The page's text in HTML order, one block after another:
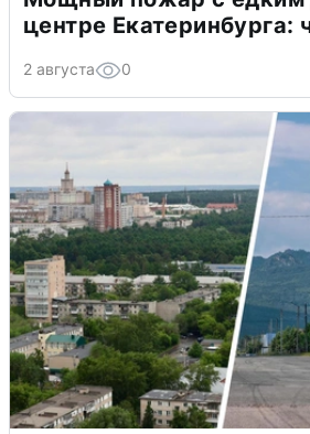
центре Екатеринбурга:
2 августа 0